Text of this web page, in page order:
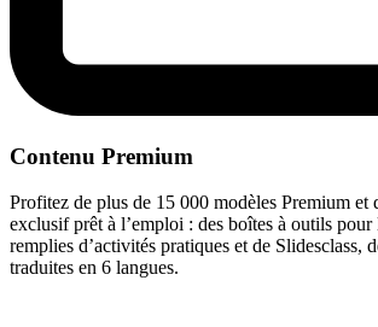
Contenu Premium
Profitez de plus de 15 000 modèles Premium et
exclusif prêt à l’emploi : des boîtes à outils pour
remplies d’activités pratiques et de Slidesclass,
traduites en 6 langues.